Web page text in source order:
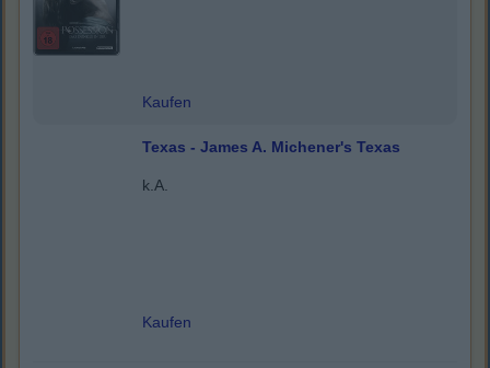
Kaufen
Texas - James A. Michener's Texas
k.A.
Kaufen